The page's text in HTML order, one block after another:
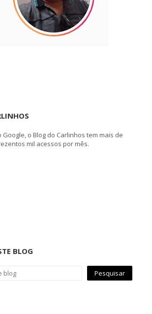
Google, o Blog do Carlinhos tem mais de
mil acessos por mês.
BLOG